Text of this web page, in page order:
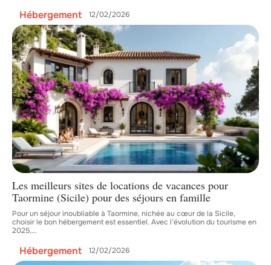
Hébergement 12/02/2026
Les meilleurs sites de locations de vacances pour
Taormine (Sicile) pour des séjours en famille
Pour un séjour inoubliable à Taormine, nichée au cœur de la Sicile,
choisir le bon hébergement est essentiel. Avec l’évolution du tourisme en
2025,…
Hébergement 12/02/2026